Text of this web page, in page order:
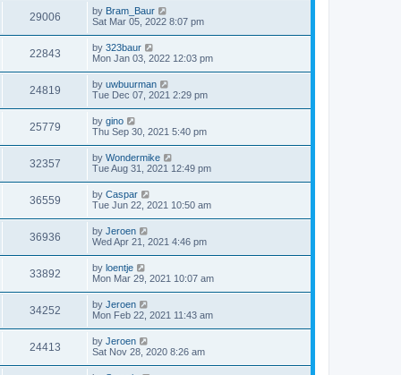
29006 by Bram_Baur
Sat Mar 05, 2022 8:07 pm
22843 by 323baur
Mon Jan 03, 2022 12:03 pm
24819 by uwbuurman
Tue Dec 07, 2021 2:29 pm
25779 by gino
Thu Sep 30, 2021 5:40 pm
32357 by Wondermike
Tue Aug 31, 2021 12:49 pm
36559 by Caspar
Tue Jun 22, 2021 10:50 am
36936 by Jeroen
Wed Apr 21, 2021 4:46 pm
33892 by loentje
Mon Mar 29, 2021 10:07 am
34252 by Jeroen
Mon Feb 22, 2021 11:43 am
24413 by Jeroen
Sat Nov 28, 2020 8:26 am